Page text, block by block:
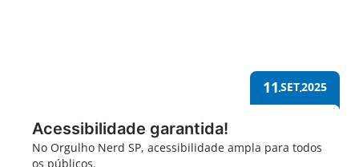
11 SET2025
Acessibilidade garantida!
No Orgulho Nerd SP, acessibilidade ampla para todos
os públicos.